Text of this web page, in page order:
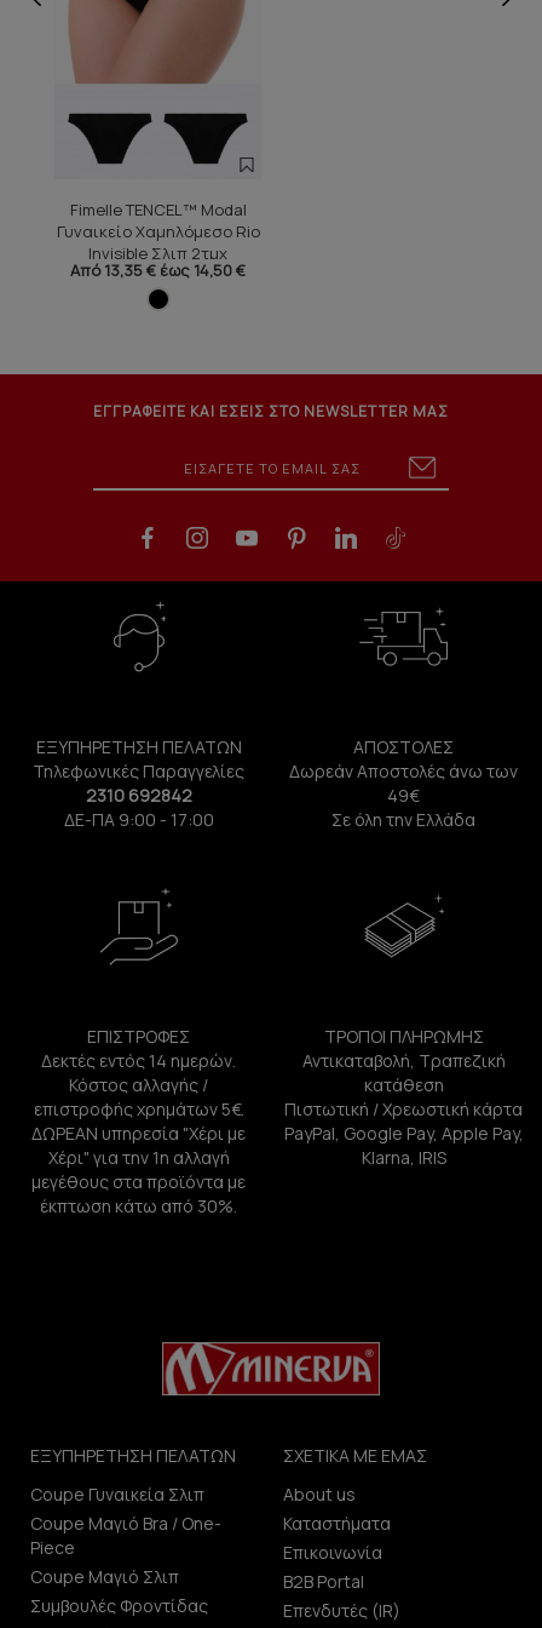
Fimelle TENCEL™ Modal
Γυναικείο Χαμηλόμεσο Rio
Invisible Σλιπ 2τμχ
Από 13,35 € έως 14,50 €
ΕΓΓΡΑΦΕΙΤΕ ΚΑΙ ΕΣΕΙΣ ΣΤΟ NEWSLETTER ΜΑΣ
ΕΞΥΠΗΡΕΤΗΣΗ ΠΕΛΑΤΩΝ
Τηλεφωνικές Παραγγελίες
2310 692842
ΔΕ-ΠΑ 9:00 - 17:00
ΑΠΟΣΤΟΛΕΣ
Δωρεάν Αποστολές άνω των
49€
Σε όλη την Ελλάδα
ΕΠΙΣΤΡΟΦΕΣ
Δεκτές εντός 14 ημερών.
Κόστος αλλαγής /
επιστροφής χρημάτων 5€.
ΔΩΡΕΑΝ υπηρεσία "Χέρι με
Χέρι" για την 1η αλλαγή
μεγέθους στα προϊόντα με
έκπτωση κάτω από 30%.
ΤΡΟΠΟΙ ΠΛΗΡΩΜΗΣ
Αντικαταβολή, Τραπεζική
κατάθεση
Πιστωτική / Χρεωστική κάρτα
PayPal, Google Pay, Apple Pay,
Klarna, IRIS
ΕΞΥΠΗΡΕΤΗΣΗ ΠΕΛΑΤΩΝ
Coupe Γυναικεία Σλιπ
Coupe Μαγιό Bra / One-
Piece
Coupe Μαγιό Σλιπ
Συμβουλές Φροντίδας
ΣΧΕΤΙΚΑ ΜΕ ΕΜΑΣ
About us
Καταστήματα
Επικοινωνία
B2B Portal
Επενδυτές (IR)